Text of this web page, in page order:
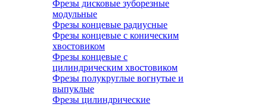
Фрезы дисковые зуборезные
модульные
Фрезы концевые радиусные
Фрезы концевые с коническим
хвостовиком
Фрезы концевые с
цилиндрическим хвостовиком
Фрезы полукруглые вогнутые и
выпуклые
Фрезы цилиндрические